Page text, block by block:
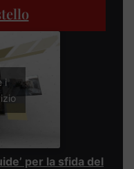
i
per la sfida del